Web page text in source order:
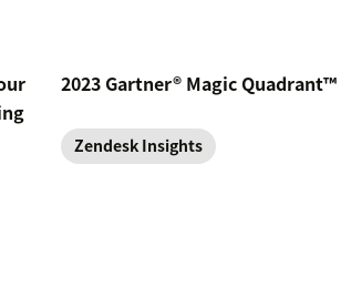
2023 Gartner® Magic Quadrant™
Zendesk Insights